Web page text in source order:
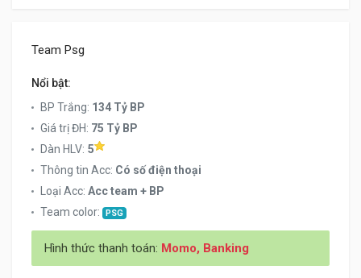
Team Psg
Nổi bật:
BP Trắng: 134 Tỷ BP
Giá trị ĐH: 75 Tỷ BP
Dàn HLV: 5
Thông tin Acc: Có số điện thoại
Loại Acc: Acc team + BP
Team color:
PSG
Hình thức thanh toán: Momo, Banking